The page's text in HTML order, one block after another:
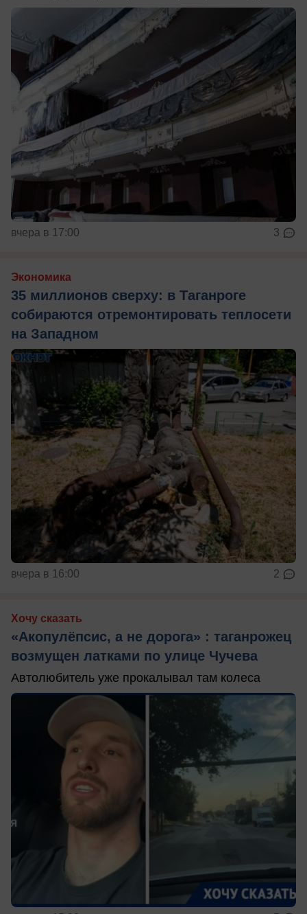
вчера в 17:00 3
Экономика
35 миллионов сверху: в Таганроге
собираются отремонтировать теплосети
на Западном
вчера в 16:00 2
Хочу сказать
«Акопулёпсис, а не дорога» : таганрожец
возмущен латками по улице Чучева
Автолюбитель уже прокалывал там колеса